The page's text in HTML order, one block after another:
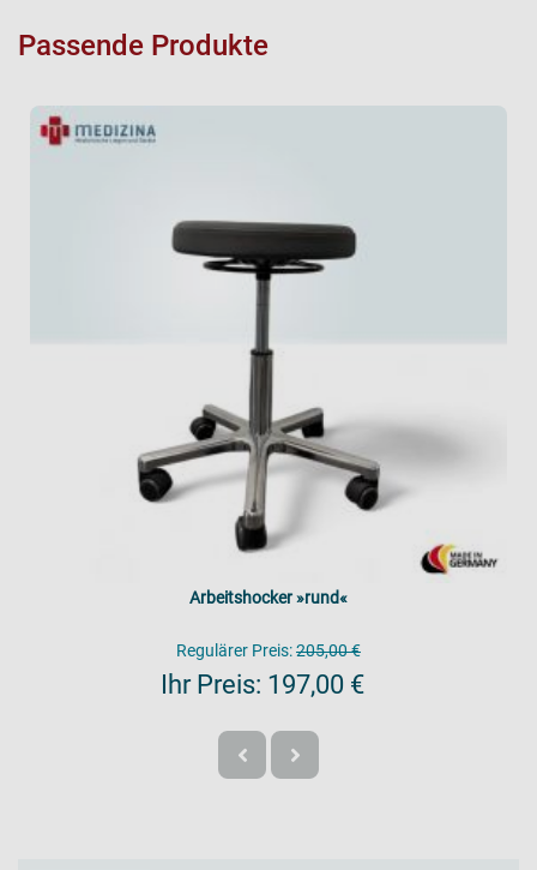
Passende Produkte
Arbeitshocker »rund«
Regulärer Preis:205,00 €
Ihr Preis: 197,00 €